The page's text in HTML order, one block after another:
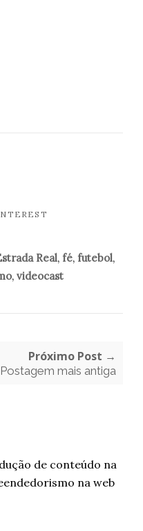
Real, fé, futebol,
, videocast
Próximo Post →
Postagem mais antiga
de conteúdo na
na web